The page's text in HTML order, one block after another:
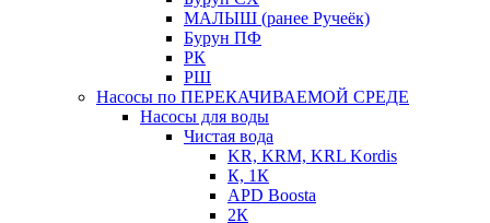
МАЛЫШ (ранее Ручеёк)
Бурун ПФ
РК
РШ
Насосы по ПЕРЕКАЧИВАЕМОЙ СРЕДЕ
Насосы для воды
Чистая вода
KR, KRM, KRL Kordis
К, 1К
APD Boosta
2К